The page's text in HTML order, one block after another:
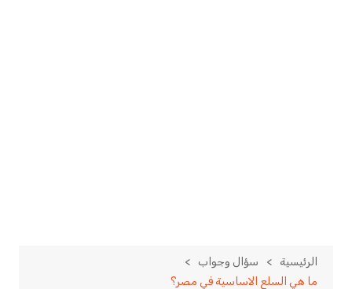
الرئيسية
سؤال وجواب
ما هي السلع الاساسية في مصر؟